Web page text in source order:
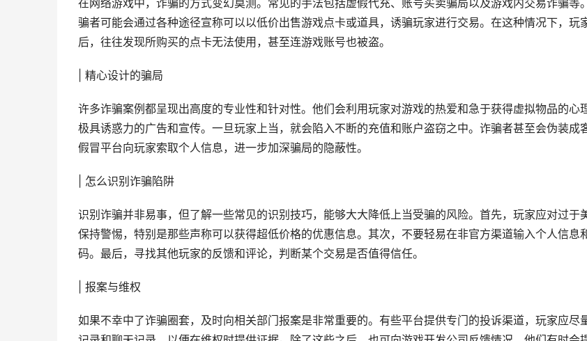
在网络游戏中，诈骗的方式变幻莫测。常见的手法包括虚假代充、账号买卖骗局以及游戏内交易诈骗等
骗者可能会通过各种途径宣称可以以低价出售游戏点卡或道具，诱骗玩家进行交易。在这种情况下，玩
后，往往发现所购买的点卡无法使用，甚至连游戏账号也被盗。
| 精心设计的骗局
许多诈骗案例都呈现出高度的专业性和针对性。他们会利用玩家对游戏的热爱和急于获得虚拟物品的心
极具诱惑力的广告和宣传。一旦玩家上当，就会陷入不断的充值和账户盗窃之中。诈骗者甚至会伪装成
假冒平台向玩家索取个人信息，进一步加深骗局的隐蔽性。
| 怎么识别诈骗陷阱
识别诈骗并非易事，但了解一些常见的识别技巧，能够大大降低上当受骗的风险。首先，玩家应对过于
保持警惕，特别是那些声称可以获得超低价格的优惠信息。其次，不要轻易在非官方渠道输入个人信息
码。最后，寻找其他玩家的反馈和评论，判断某个交易是否值得信任。
| 报案与维权
如果不幸中了诈骗圈套，及时向相关部门报案是非常重要的。有些平台提供专门的投诉渠道，玩家应尽